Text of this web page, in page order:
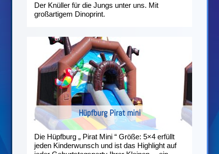
Der Knüller für die Jungs unter uns. Mit
großartigem Dinoprint.
Hüpfburg Pirat mini
Die Hüpfburg „ Pirat Mini “ Größe: 5×4 erfüllt
jeden Kinderwunsch und ist das Highlight auf